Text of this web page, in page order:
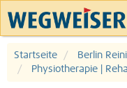
Startseite
Berlin
Physiotherapie |